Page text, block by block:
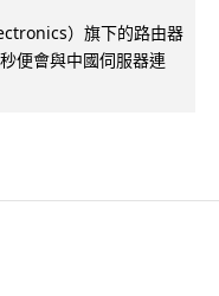
）旗下的路由器
便會與中國伺服器連